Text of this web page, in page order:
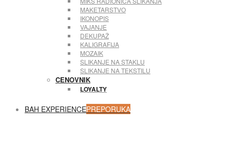
MAKETARSTVO
IKONOPIS
VAJANJE
DEKUPAŽ
KALIGRAFIJA
MOZAIK
SLIKANJE NA STAKLU
SLIKANJE NA TEKSTILU
CENOVNIK
LOYALTY
BAH EXPERIENCEPREPORUKA